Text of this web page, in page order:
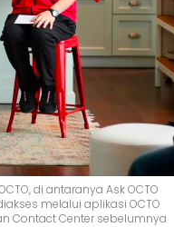
di antaranya Ask OCTO
melalui aplikasi OCTO
Contact Center sebelumnya